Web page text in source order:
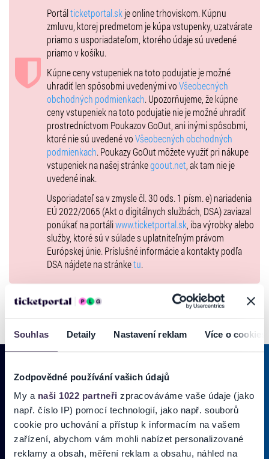
Souhlas Detaily Nastavení reklam Více o cookies
Zodpovědné používání vašich údajů
My a naši 1022 partneři zpracováváme vaše údaje (jako
např. číslo IP) pomocí technologií, jako např. souborů
cookie pro uchování a přístup k informacím na vašem
zařízení, abychom vám mohli nabízet personalizované
reklamy a obsah, měření reklam a obsahu, náhled na
Portálticketportal.sk je online trhoviskom. Kúpnu
zmluvu, ktorej predmetom je kúpa vstupenky, uzatvárate
priamo s usporiadateľom, ktorého údaje sú uvedené
priamo v košíku.
Kúpne ceny vstupeniek na toto podujatie je možné
uhradiť len spôsobmi uvedenými voVšeobecných
obchodných podmienkach. Upozorňujeme, že kúpne
ceny vstupeniek na toto podujatie nie je možné uhradiť
prostredníctvom Poukazov GoOut, ani inými spôsobmi,
ktoré nie sú uvedené voVšeobecných obchodných
podmienkach. Poukazy GoOut môžete využiť pri nákupe
vstupeniek na našej stránkegoout.net , ak tam nie je
uvedené inak.
Usporiadateľ sa v zmysle čl. 30 ods. 1 písm. e) nariadenia
EÚ 2022/2065 (Akt o digitálnych službách, DSA) zaviazal
ponúkať na portáliwww.ticketportal.sk , iba výrobky alebo
služby, ktoré sú v súlade s uplatniteľným právom
Európskej únie. Príslušné informácie a kontakty podľa
DSA nájdete na stránketu.
PRIHLÁSIŤ SA KODBERU NOVINIEK
Pridajte sa do zoznamu odberateľov a doručte si najnovšie špeciálne
ponuky priamo do doručenej pošty.